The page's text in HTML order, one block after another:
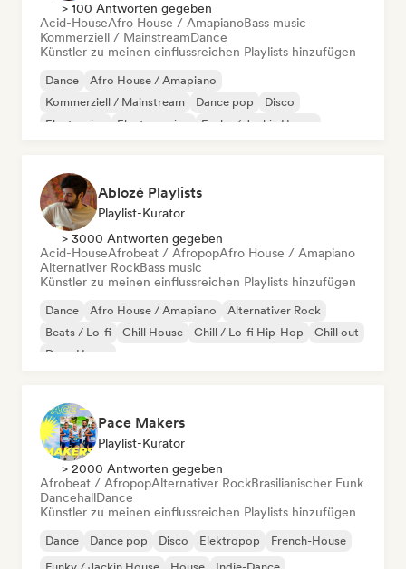
> 100 Antworten gegeben
Acid-HouseAfro House / AmapianoBass music
Kommerziell / MainstreamDance
Künstler zu meinen einflussreichen Playlists hinzufügen
Dance
Afro House / Amapiano
Kommerziell / Mainstream
Dance pop
Disco
Electronica
Electro swing Funky / Jackin House
Ablozé Playlists
Playlist-Kurator
> 3000 Antworten gegeben
Acid-HouseAfrobeat / AfropopAfro House / Amapiano
Alternativer RockBass music
Künstler zu meinen einflussreichen Playlists hinzufügen
Dance Afro House / Amapiano
Alternativer Rock
Beats / Lo-fi
Chill House Chill / Lo-fi Hip-Hop
Chill out
Deep House
Pace Makers
Playlist-Kurator
> 2000 Antworten gegeben
Afrobeat / AfropopAlternativer RockBrasilianischer Funk
DancehallDance
Künstler zu meinen einflussreichen Playlists hinzufügen
Dance Dance pop Disco Elektropop
French-House